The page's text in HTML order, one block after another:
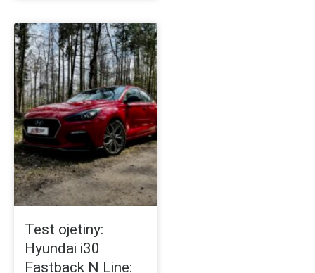
Test ojetiny:
Hyundai i30
Fastback N Line: